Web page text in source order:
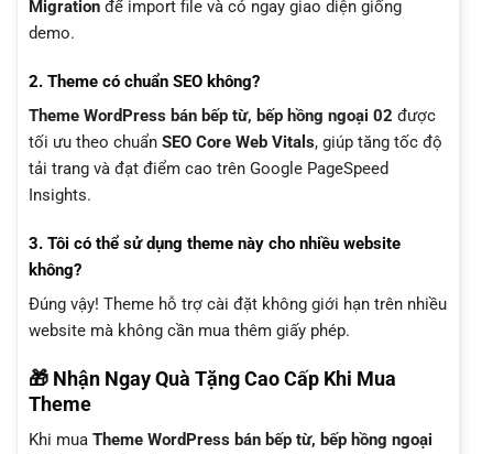
Migration để import file và có ngay giao diện giống
demo.
2. Theme có chuẩn SEO không?
Theme WordPress bán bếp từ, bếp hồng ngoại 02 được
tối ưu theo chuẩn SEO Core Web Vitals, giúp tăng tốc độ
tải trang và đạt điểm cao trên Google PageSpeed
Insights.
3. Tôi có thể sử dụng theme này cho nhiều website
không?
Đúng vậy! Theme hỗ trợ cài đặt không giới hạn trên nhiều
website mà không cần mua thêm giấy phép.
🎁 Nhận Ngay Quà Tặng Cao Cấp Khi Mua
Theme
Khi mua Theme WordPress bán bếp từ, bếp hồng ngoại